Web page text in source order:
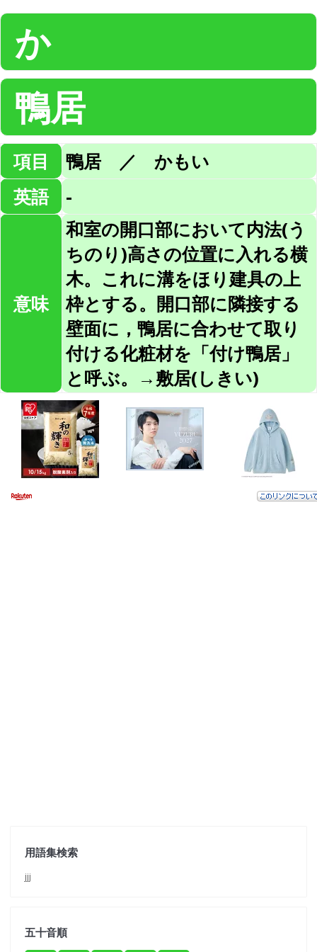
か
鴨居
項目
鴨居 ／ かもい
英語
-
意味
和室の開口部において内法(う
ちのり)高さの位置に入れる横
木。これに溝をほり建具の上
枠とする。開口部に隣接する
壁面に，鴨居に合わせて取り
付ける化粧材を「付け鴨居」
と呼ぶ。→敷居(しきい)
用語集検索
jjj
五十音順